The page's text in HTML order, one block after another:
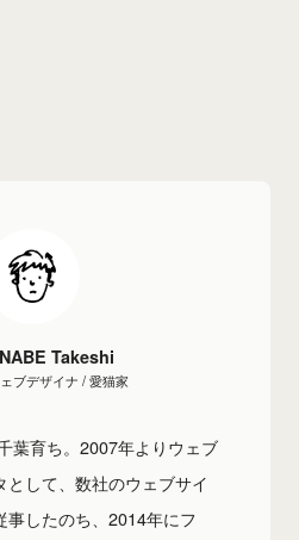
Takeshi
ブデザイナ / 愛猫家
葉育ち。2007年よりウェブ
して、数社のウェブサイ
事したのち、2014年にフ